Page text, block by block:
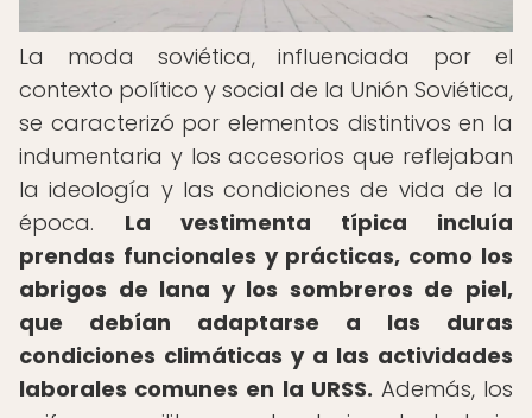
La moda soviética, influenciada por el
contexto político y social de la Unión Soviética,
se caracterizó por elementos distintivos en la
indumentaria y los accesorios que reflejaban
la ideología y las condiciones de vida de la
época. La vestimenta típica incluía
prendas funcionales y prácticas, como los
abrigos de lana y los sombreros de piel,
que debían adaptarse a las duras
condiciones climáticas y a las actividades
laborales comunes en la URSS. Además, los